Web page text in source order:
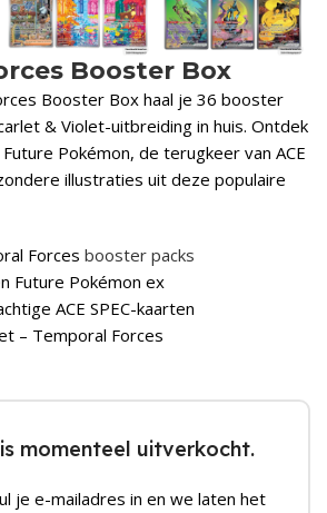
Booster Box
Booster Box haal je 36 booster
& Violet-uitbreiding in huis. Ontdek
Pokémon, de terugkeer van ACE
illustraties uit deze populaire
Forces booster packs
Future Pokémon ex
ACE SPEC-kaarten
– Temporal Forces
momenteel uitverkocht.
je e-mailadres in en we laten het